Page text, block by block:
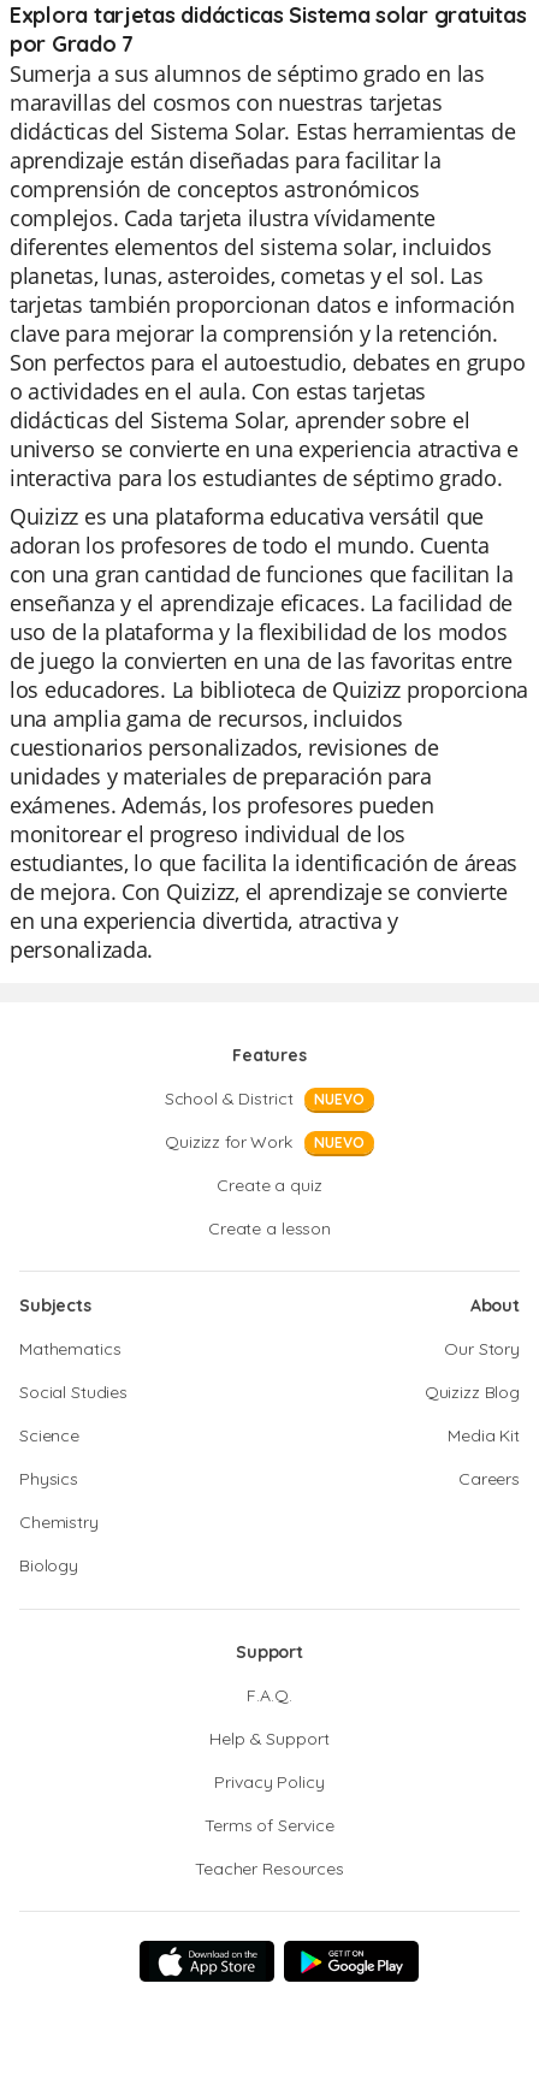
Explora tarjetas didácticas Sistema solar gratuitas
por Grado 7
Sumerja a sus alumnos de séptimo grado en las
maravillas del cosmos con nuestras tarjetas
didácticas del Sistema Solar. Estas herramientas de
aprendizaje están diseñadas para facilitar la
comprensión de conceptos astronómicos
complejos. Cada tarjeta ilustra vívidamente
diferentes elementos del sistema solar, incluidos
planetas, lunas, asteroides, cometas y el sol. Las
tarjetas también proporcionan datos e información
clave para mejorar la comprensión y la retención.
Son perfectos para el autoestudio, debates en grupo
o actividades en el aula. Con estas tarjetas
didácticas del Sistema Solar, aprender sobre el
universo se convierte en una experiencia atractiva e
interactiva para los estudiantes de séptimo grado.
Quizizz es una plataforma educativa versátil que
adoran los profesores de todo el mundo. Cuenta
con una gran cantidad de funciones que facilitan la
enseñanza y el aprendizaje eficaces. La facilidad de
uso de la plataforma y la flexibilidad de los modos
de juego la convierten en una de las favoritas entre
los educadores. La biblioteca de Quizizz proporciona
una amplia gama de recursos, incluidos
cuestionarios personalizados, revisiones de
unidades y materiales de preparación para
exámenes. Además, los profesores pueden
monitorear el progreso individual de los
estudiantes, lo que facilita la identificación de áreas
de mejora. Con Quizizz, el aprendizaje se convierte
en una experiencia divertida, atractiva y
personalizada.
Features
School & District
NUEVO
Quizizz for Work NUEVO
Create a quiz
Create a lesson
Subjects
Mathematics
Social Studies
Science
Physics
Chemistry
Biology
About
Our Story
Quizizz Blog
Media Kit
Careers
Support
F.A.Q.
Help & Support
Privacy Policy
Terms of Service
Teacher Resources